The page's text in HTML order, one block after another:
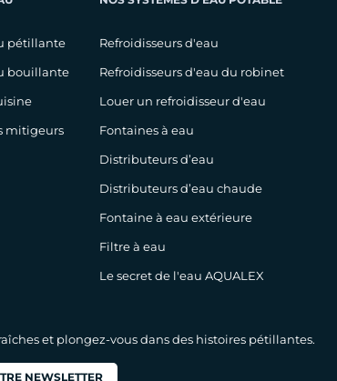
pétillante
bouillante
mitigeurs
Refroidisseurs d'eau
Refroidisseurs d'eau du robinet
Louer un refroidisseur d'eau
Fontaines à eau
Distributeurs d’eau
Distributeurs d’eau chaude
Fontaine à eau extérieure
Filtre à eau
Le secret de l'eau AQUALEX
et plongez-vous dans des histoires pétillantes.
NEWSLETTER